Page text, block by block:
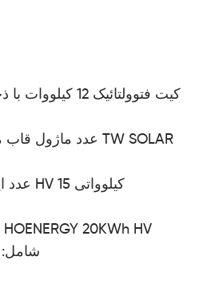
کیت فتوولتائیک
1 عدد باتری ذخیره‌سازی HOENERGY 20KWh HV
شامل: